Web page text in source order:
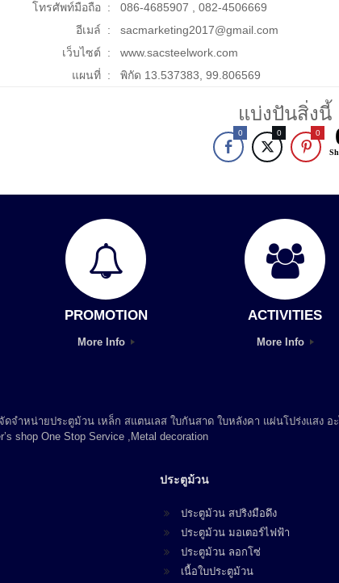
โทรศัพท์มือถือ : 086-4685907 , 082-4506669
อีเมล์ : sacmarketing2017@gmail.com
เว็บไซต์ : www.sacsteelwork.com
แผนที่ : พิกัด 13.537383, 99.806569
แบ่งปันสิ่งนี้
0 0 0
PROMOTION
More Info
ACTIVITIES
More Info
จำหน่ายประตูม้วน เหล็ก สแตนเลส ใบกันสาด ใบหลังคา แผ่นโปร่งแสง
shop One Stop Service ,Metal decoration
ประตูม้วน
ประตูม้วน สปริงมือดึง
ประตูม้วน มอเตอร์ไฟฟ้า
ประตูม้วน ลอกโซ่
เนื้อใบประตูม้วน